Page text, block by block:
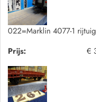
022=Marklin 4077-1
Prijs:
€